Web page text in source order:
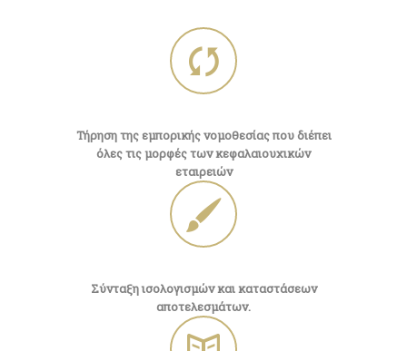
Τήρηση της εμπορικής νομοθεσίας που διέπει
όλες τις μορφές των κεφαλαιουχικών
εταιρειών
Σύνταξη ισολογισμών και καταστάσεων
αποτελεσμάτων.